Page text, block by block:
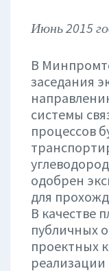
Июнь 2015
В
заседания
системы
процессов
одобрен
для
В качестве
публичных
проектных